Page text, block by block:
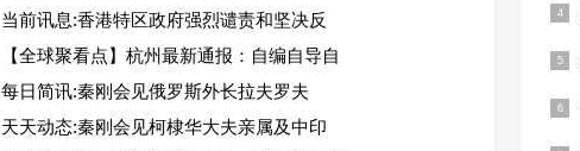
当前讯息:香港特区政府强烈谴责和坚决反
【全球聚看点】杭州最新通报：自编自导自
每日简讯:秦刚会见俄罗斯外长拉夫罗夫
天天动态:秦刚会见柯棣华大夫亲属及中印